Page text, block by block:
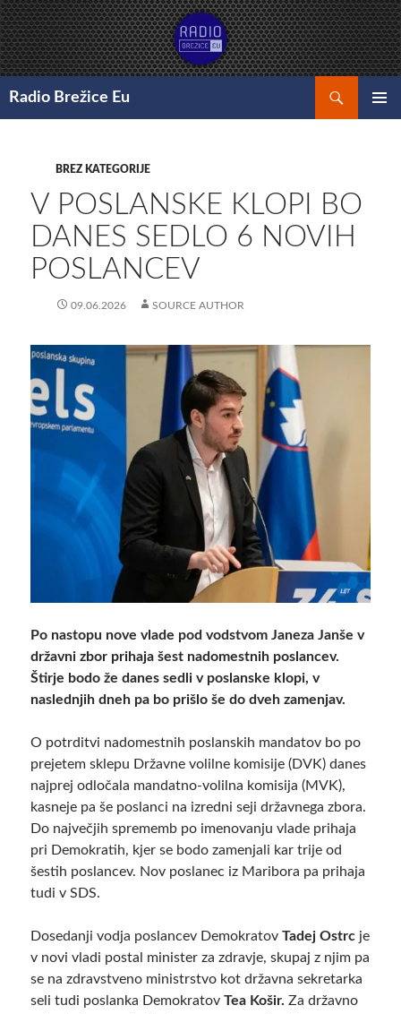
Preskoči
na
vsebino
Radio Brežice Eu
BREZ KATEGORIJE
V POSLANSKE KLOPI BO
DANES SEDLO 6 NOVIH
POSLANCEV
09.06.2026 SOURCE AUTHOR
Po nastopu nove vlade pod vodstvom Janeza Janše v
državni zbor prihaja šest nadomestnih poslancev.
Štirje bodo že danes sedli v poslanske klopi, v
naslednjih dneh pa bo prišlo še do dveh zamenjav.
O potrditvi nadomestnih poslanskih mandatov bo po
prejetem sklepu Državne volilne komisije (DVK) danes
najprej odločala mandatno-volilna komisija (MVK),
kasneje pa še poslanci na izredni seji državnega zbora.
Do največjih sprememb po imenovanju vlade prihaja
pri Demokratih, kjer se bodo zamenjali kar trije od
šestih poslancev. Nov poslanec iz Maribora pa prihaja
tudi v SDS.
Dosedanji vodja poslancev Demokratov Tadej Ostrc je
v novi vladi postal minister za zdravje, skupaj z njim pa
se na zdravstveno ministrstvo kot državna sekretarka
seli tudi poslanka Demokratov Tea Košir. Za državno